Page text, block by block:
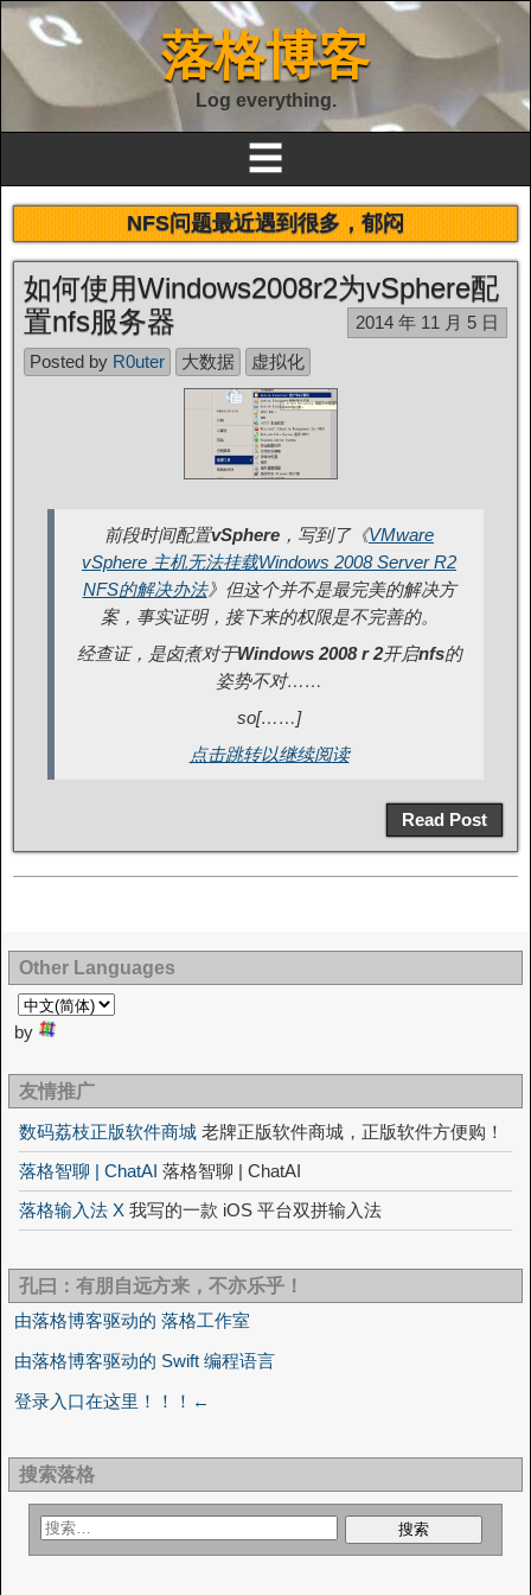
落格博客
Log everything.
☰
NFS问题最近遇到很多，郁闷
如何使用Windows2008r2为vSphere配
置nfs服务器
2014 年 11 月 5 日
Posted by R0uter 大数据 虚拟化
前段时间配置vSphere ，写到了《VMware
vSphere 主机无法挂载Windows 2008 Server R2
NFS的解决办法》但这个并不是最完美的解决方
案，事实证明，接下来的权限是不完善的。
经查证，是卤煮对于Windows 2008 r 2开启nfs的
姿势不对……
so[……]
点击跳转以继续阅读
Read Post
Other Languages
by
友情推广
数码荔枝正版软件商城 老牌正版软件商城，正版软件方便购！
落格智聊 | ChatAI 落格智聊 | ChatAI
落格输入法 X 我写的一款 iOS 平台双拼输入法
孔曰：有朋自远方来，不亦乐乎！
由落格博客驱动的 落格工作室
由落格博客驱动的 Swift 编程语言
登录入口在这里！！！←
搜索落格